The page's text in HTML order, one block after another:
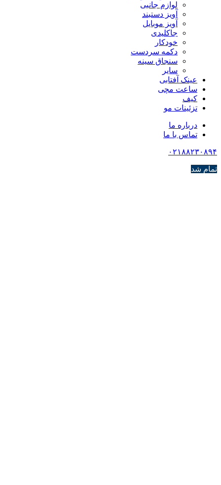
لوازم جانبی
آویز دستبند
آویز موبایل
جاکلیدی
خودکار
دکمه سردست
سنجاق سینه
سایر
عینک آفتابی
ساعت مچی
کیف
تزئینات مو
درباره ما
تماس با ما
۰۲۱۸۸۲۳۰۸۹۴
تمام شد